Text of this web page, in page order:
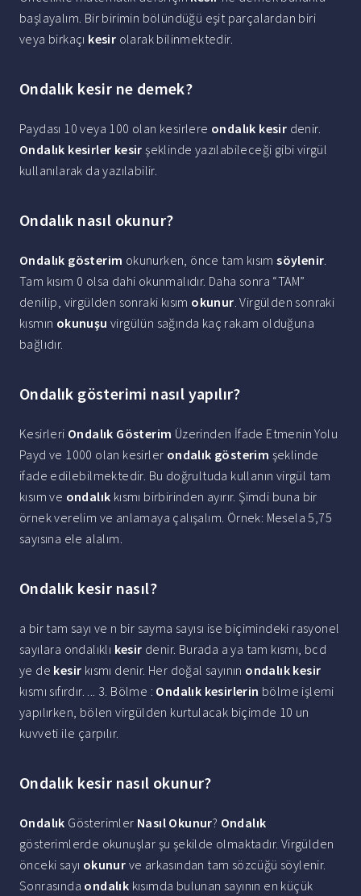
başlayalım. Bir birimin bölündüğü eşit parçalardan biri
veya birkaçı kesir olarak bilinmektedir.
Ondalık kesir ne demek?
Paydası 10 veya 100 olan kesirlere ondalık kesir denir.
Ondalık kesirler kesir şeklinde yazılabileceği gibi virgül
kullanılarak da yazılabilir.
Ondalık nasıl okunur?
Ondalık gösterim okunurken, önce tam kısımsöylenir.
Tam kısım 0 olsa dahi okunmalıdır. Daha sonra “TAM”
denilip, virgülden sonraki kısım okunur. Virgülden sonraki
kısmın okunuşu virgülün sağında kaç rakam olduğuna
bağlıdır.
Ondalık gösterimi nasıl yapılır?
Kesirleri Ondalık Gösterim Üzerinden İfade Etmenin Yolu
Payd ve 1000 olan kesirler ondalık gösterim şeklinde
ifade edilebilmektedir. Bu doğrultuda kullanın virgül tam
kısım ve ondalık kısmı birbirinden ayırır. Şimdi buna bir
örnek verelim ve anlamaya çalışalım. Örnek: Mesela 5,75
sayısına ele alalım.
Ondalık kesir nasıl?
a bir tam sayı ve n bir sayma sayısı ise biçimindeki rasyonel
sayılara ondalıklı kesir denir. Burada a ya tam kısmı, bcd
ye de kesir kısmı denir. Her doğal sayının ondalık kesir
kısmı sıfırdır. ... 3. Bölme : Ondalık kesirlerin bölme işlemi
yapılırken, bölen virgülden kurtulacak biçimde 10 un
kuvveti ile çarpılır.
Ondalık kesir nasıl okunur?
Ondalık Gösterimler Nasıl Okunur? Ondalık
gösterimlerde okunuşlar şu şekilde olmaktadır. Virgülden
önceki sayı okunur ve arkasından tam sözcüğü söylenir.
Sonrasında ondalık kısımda bulunan sayının en küçük